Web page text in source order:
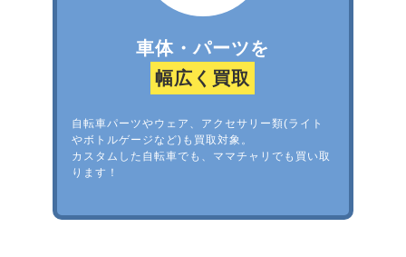
車体・パーツを
幅広く買取
自転車パーツやウェア、アクセサリー類(ライト
やボトルゲージなど)も買取対象。
カスタムした自転車でも、ママチャリでも買い取
ります！